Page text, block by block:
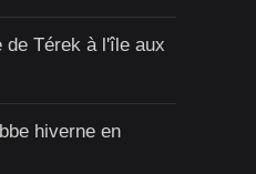
de Térek à l'île aux
hiverne en